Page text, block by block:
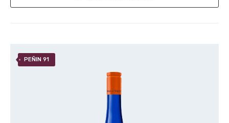
PEÑIN 91